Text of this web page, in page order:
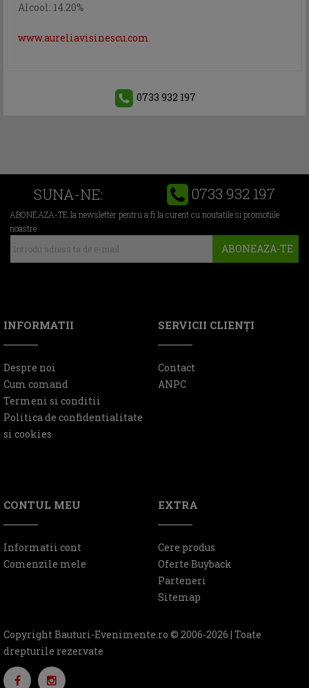
Alcool: 14.20%
www.aureliavisinescu.com
0733 932 197
SUNA-NE: 0733 932 197
ABONEAZA-TE la newsletter pentru a fi la curent cu noutatile si promotiile
noastre
ABONEAZA-TE
INFORMATII
Despre noi
Cum comand
Termeni si conditii
Politica de confidentialitate
si cookies
SERVICII CLIENŢI
Contact
ANPC
CONTUL MEU
Informatii cont
Comenzile mele
EXTRA
Cere produs
Oferte Buyback
Parteneri
Sitemap
Copyright Bauturi-Evenimente.ro © 2006-2026 | Toate
drepturile rezervate